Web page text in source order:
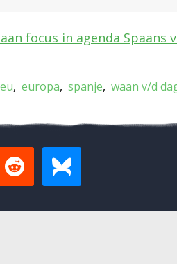
focus in agenda Spaans
eu europa spanje waan v/d